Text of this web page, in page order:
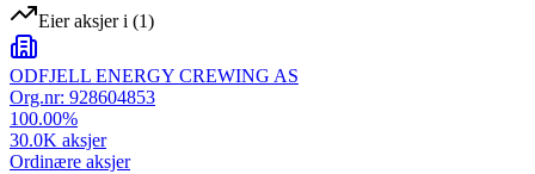
Eier aksjer i (1)
ODFJELL ENERGY CREWING AS
Org.nr: 928604853
100.00%
30.0K aksjer
Ordinære aksjer